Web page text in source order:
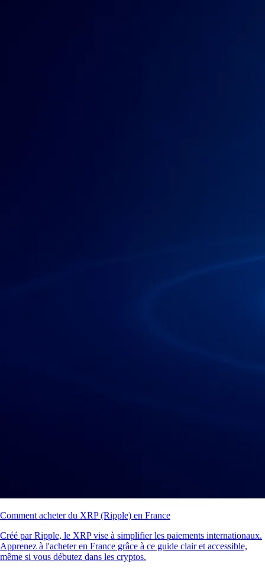
Comment acheter du XRP (Ripple) en France
Créé par Ripple, le XRP vise à simplifier les paiements internationaux.
Apprenez à l'acheter en France grâce à ce guide clair et accessible,
même si vous débutez dans les cryptos.